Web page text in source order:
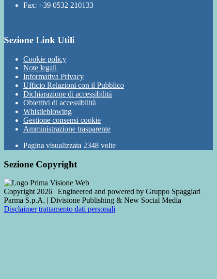
Fax: +39 0532 210133
Sezione Link Utili
Cookie policy
Note legali
Informativa Privacy
Ufficio Relazioni con il Pubblico
Dichiarazione di accessibilità
Obiettivi di accessibilità
Whistleblowing
Gestione consensi cookie
Amministrazione trasparente
Pagina visualizzata 2348 volte
Sezione Copyright
Copyright 2026 | Engineered and powered by Gruppo Spaggiari
Parma S.p.A. | Divisione Publishing & New Social Media
Disclaimer trattamento dati personali